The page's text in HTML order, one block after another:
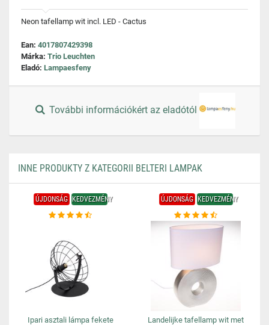
Neon tafellamp wit incl. LED - Cactus
Ean: 4017807429398
Márka: Trio Leuchten
Eladó: Lampaesfeny
További információkért az eladótól
INNE PRODUKTY Z KATEGORII BELTERI LAMPAK
ÚJDONSÁG KEDVEZMÉNY
Ipari asztali lámpa fekete
ÚJDONSÁG KEDVEZMÉNY
Landelijke tafellamp wit met